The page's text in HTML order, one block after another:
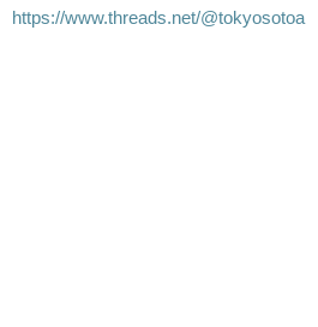
https://www.threads.net/@tokyosotoa